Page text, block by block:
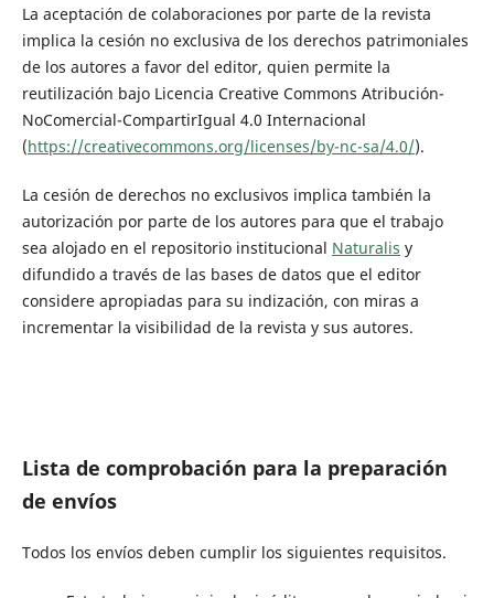
La aceptación de colaboraciones por parte de la revista
implica la cesión no exclusiva de los derechos patrimoniales
de los autores a favor del editor, quien permite la
reutilización bajo Licencia Creative Commons Atribución-
NoComercial-CompartirIgual 4.0 Internacional
(https://creativecommons.org/licenses/by-nc-sa/4.0/).
La cesión de derechos no exclusivos implica también la
autorización por parte de los autores para que el trabajo
sea alojado en el repositorio institucional Naturalis y
difundido a través de las bases de datos que el editor
considere apropiadas para su indización, con miras a
incrementar la visibilidad de la revista y sus autores.
Lista de comprobación para la preparación
de envíos
Todos los envíos deben cumplir los siguientes requisitos.